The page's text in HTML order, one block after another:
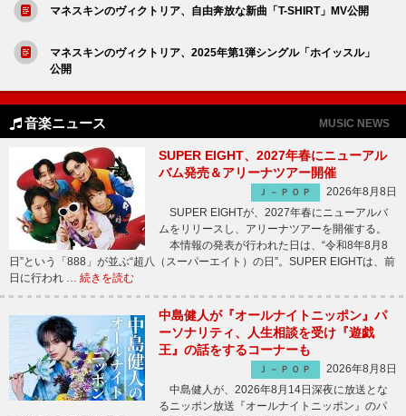
マネスキンのヴィクトリア、自由奔放な新曲「T-SHIRT」MV公開
マネスキンのヴィクトリア、2025年第1弾シングル「ホイッスル」
公開
音楽ニュース MUSIC NEWS
SUPER EIGHT、2027年春にニューアル
バム発売＆アリーナツアー開催
Ｊ－ＰＯＰ
2026年8月8日
SUPER EIGHTが、2027年春にニューアルバ
ムをリリースし、アリーナツアーを開催する。
本情報の発表が行われた日は、“令和8年8月8
日”という「888」が並ぶ“超八（スーパーエイト）の日”。SUPER EIGHTは、前
日に行われ … 続きを読む
中島健人が『オールナイトニッポン』パ
ーソナリティ、人生相談を受け『遊戯
王』の話をするコーナーも
Ｊ－ＰＯＰ
2026年8月8日
中島健人が、2026年8月14日深夜に放送とな
るニッポン放送『オールナイトニッポン』のパ